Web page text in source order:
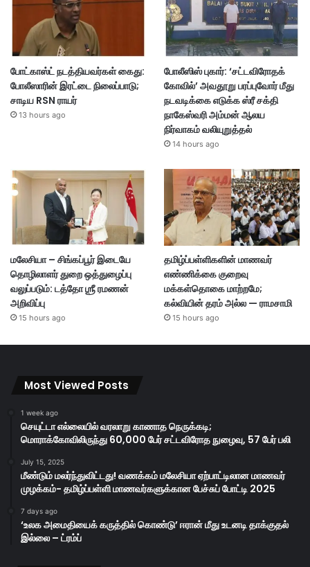
போட்காஸ்ட் நடத்தியவர்கள் கைது:
போலீஸாரின் இரட்டை நிலைப்பாடு;
சாடிய RSN ராயர்
13 hours ago
போலீஸிஸ் புகார்: ‘சட்டவிரோதக்
கோவில்’ அவதூறு பரப்புவோர் மீது
நடவடிக்கை எடுக்க ஸ்ரீ சக்தி
நாகேஸ்வரி அம்மன் ஆலய
நிர்வாகம் வலியுறுத்தல்
14 hours ago
மலேசியா – சிங்கப்பூர் இடையே
தொழிலாளர் துறை ஒத்துழைப்பு
வலுப்படும்: டத்தோ ஶ்ரீ ரமணன்
அறிவிப்பு
15 hours ago
தமிழ்ப்பள்ளிகளின் மாணவர்
எண்ணிக்கை குறைவு
மக்கள்தொகை மாற்றமே;
கல்வியின் தரம் அல்ல — ராமசாமி
15 hours ago
Most Viewed Posts
1 week ago
செயுட்டா எல்லையில் வரலாறு காணாத நெருக்கடி;
மொராக்கோவிலிருந்து 60,000 பேர் சட்டவிரோத நுழைவு, 57 பேர் பலி
July 15, 2025
மீண்டும் மலர்ந்துவிட்டது! வணக்கம் மலேசியா ஏற்பாட்டிலான மாணவர்
முழக்கம்- தமிழ்ப்பள்ளி மாணவர்களுக்கான பேச்சுப் போட்டி 2025
7 days ago
‘உலக அமைதியைக் கருத்தில் கொண்டு’ ஈரான் மீது உடனடி தாக்குதல்
இல்லை – ட்ரம்ப்